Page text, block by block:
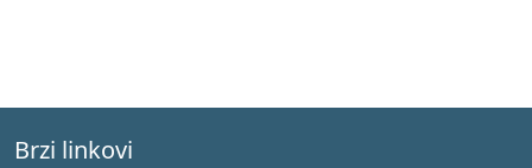
Brzi linkovi